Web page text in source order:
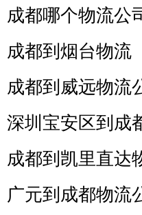
成都哪个物流公
成都到烟台物流
成都到威远物流
深圳宝安区到成
成都到凯里直达
广元到成都物流